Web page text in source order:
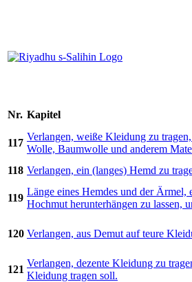
Nr. Kapitel
117
Verlangen, weiße Kleidung zu
Wolle, Baumwolle und anderem
118 Verlangen, ein (langes) Hemd zu
119
Länge eines Hemdes und der Ärmel,
Hochmut herunterhängen zu lassen,
120 Verlangen, aus Demut auf teure
121
Verlangen, dezente Kleidung zu
Kleidung tragen soll.